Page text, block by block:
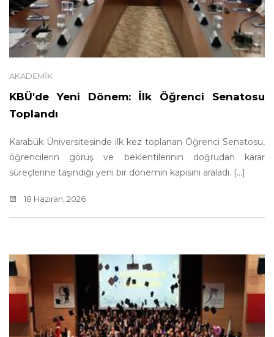
AKADEMIK
KBÜ'de Yeni Dönem: İlk Öğrenci Senatosu
Toplandı
Karabük Üniversitesinde ilk kez toplanan Öğrenci Senatosu,
öğrencilerin görüş ve beklentilerinin doğrudan karar
süreçlerine taşındığı yeni bir dönemin kapısını araladı. [...]
18 Haziran, 2026